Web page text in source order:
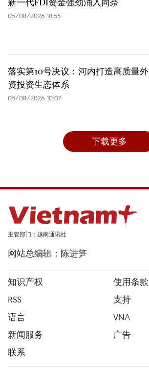
05/08/2026 18:55
落实第10号决议：河内打造高质量外
资投资生态体系
05/08/2026 10:07
下载更多
主管部门：越南通讯社
网站总编辑：陈进笋
知识产权
使用条款
RSS
支持
语言
VNA
新闻服务
广告
联系